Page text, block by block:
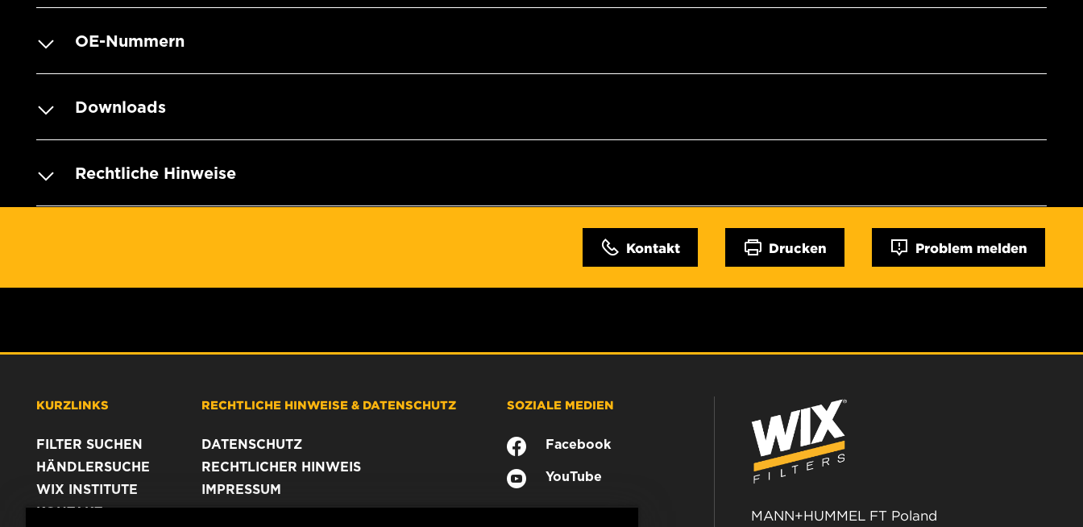
OE-Nummern
Downloads
Rechtliche Hinweise
Kontakt Drucken Problem melden
KURZLINKS
FILTER SUCHEN
HÄNDLERSUCHE
WIX INSTITUTE
KONTAKT
RECHTLICHE HINWEISE & DATENSCHUTZ
DATENSCHUTZ
RECHTLICHER HINWEIS
IMPRESSUM
SOZIALE MEDIEN
Facebook
YouTube
MANN+HUMMEL FT Poland